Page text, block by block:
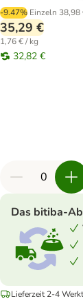
-9.47% Einzeln 38,98
35,29 €
1,76 € / kg
32,82 €
Das bitiba-
Lieferzeit 2-4